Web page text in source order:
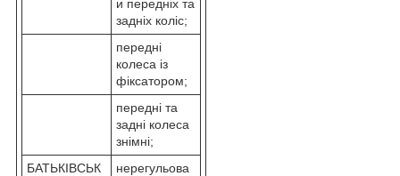
и передніх та
задніх коліс;
передні
колеса із
фіксатором;
передні та
задні колеса
знімні;
БАТЬКІВСЬК
нерегульова